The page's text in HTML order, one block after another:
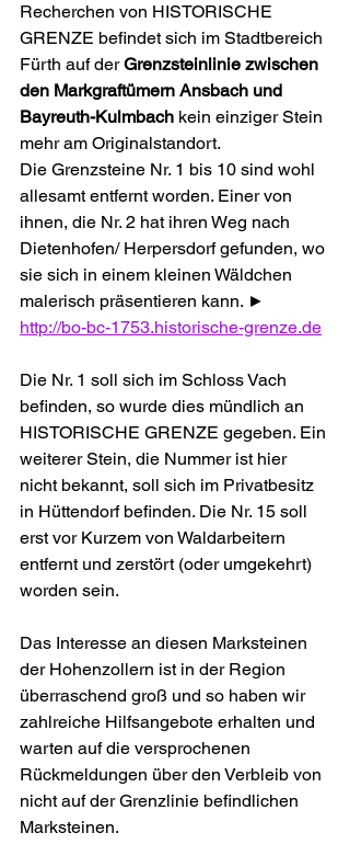
Recherchen von HISTORISCHE
GRENZE befindet sich im Stadtbereich
Fürth auf der Grenzsteinlinie zwischen
den Markgraftümern Ansbach und
Bayreuth-Kulmbach kein einziger Stein
mehr am Originalstandort.
Die Grenzsteine Nr. 1 bis 10 sind wohl
allesamt entfernt worden. Einer von
ihnen, die Nr. 2 hat ihren Weg nach
Dietenhofen/ Herpersdorf gefunden, wo
sie sich in einem kleinen Wäldchen
malerisch präsentieren kann. ►
http://bo-bc-1753.historische-grenze.de
Die Nr. 1 soll sich im Schloss Vach
befinden, so wurde dies mündlich an
HISTORISCHE GRENZE gegeben. Ein
weiterer Stein, die Nummer ist hier
nicht bekannt, soll sich im Privatbesitz
in Hüttendorf befinden. Die Nr. 15 soll
erst vor Kurzem von Waldarbeitern
entfernt und zerstört (oder umgekehrt)
worden sein.
Das Interesse an diesen Marksteinen
der Hohenzollern ist in der Region
überraschend groß und so haben wir
zahlreiche Hilfsangebote erhalten und
warten auf die versprochenen
Rückmeldungen über den Verbleib von
nicht auf der Grenzlinie befindlichen
Marksteinen.